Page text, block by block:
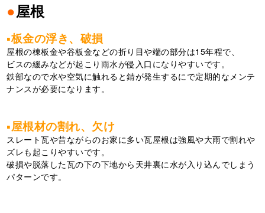
●屋根
▪板金の浮き、破損
屋根の棟板金や谷板金などの折り目や端の部分は15年程で、
ビスの緩みなどが起こり雨水が侵入口になりやすいです。
鉄部なので水や空気に触れると錆が発生するにで定期的なメンテ
ナンスが必要になります。
▪屋根材の割れ、欠け
スレート瓦や昔ながらのお家に多い瓦屋根は強風や大雨で割れや
ズレも起こりやすいです。
破損や脱落した瓦の下の下地から天井裏に水が入り込んでしまう
パターンです。